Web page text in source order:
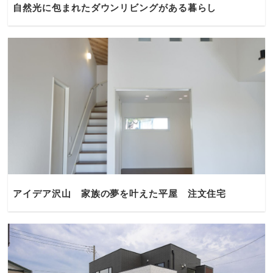
自然光に包まれたダウンリビングがある暮らし
アイデア沢山 家族の夢を叶えた平屋 注文住宅